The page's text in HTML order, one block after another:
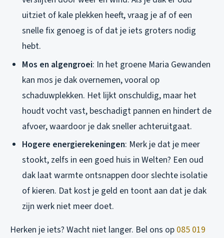
uitziet of kale plekken heeft, vraag je af of een
snelle fix genoeg is of dat je iets groters nodig
hebt.
Mos en algengroei: In het groene Maria Gewanden
kan mos je dak overnemen, vooral op
schaduwplekken. Het lijkt onschuldig, maar het
houdt vocht vast, beschadigt pannen en hindert de
afvoer, waardoor je dak sneller achteruitgaat.
Hogere energierekeningen: Merk je dat je meer
stookt, zelfs in een goed huis in Welten? Een oud
dak laat warmte ontsnappen door slechte isolatie
of kieren. Dat kost je geld en toont aan dat je dak
zijn werk niet meer doet.
Herken je iets? Wacht niet langer. Bel ons op 085 019